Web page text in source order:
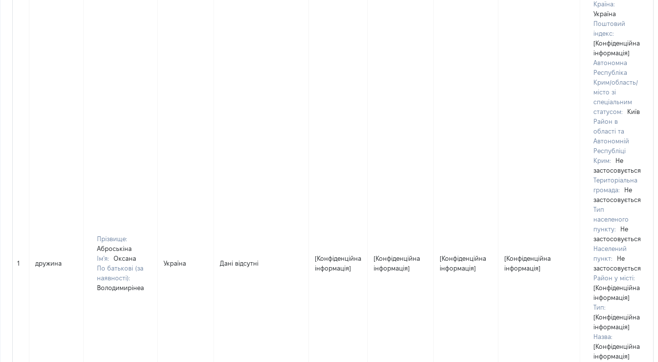
1 дружина
Прізвище:
Аброськіна
Ім'я:
Оксана
По батькові (за
наявності):
Володимирінеа
Україна Дані відсутні
[Конфіденційна
інформація]
[Конфіденційна
інформація]
[Конфіденційна
інформація]
[Конфіденційна
інформація]
Країна:
Україна
Поштовий
індекс:
[Конфіденційна
інформація]
Автономна
Республіка
Крим/область/
місто зі
спеціальним
статусом:
Київ
Район в
області та
Автономній
Республіці
Крим:
Не
застосовується
Територіальна
громада:
Не
застосовується
Тип
населеного
пункту:
Не
застосовується
Населений
пункт:
Не
застосовується
Район у місті:
[Конфіденційна
інформація]
Тип:
[Конфіденційна
інформація]
Назва:
[Конфіденційна
інформація]